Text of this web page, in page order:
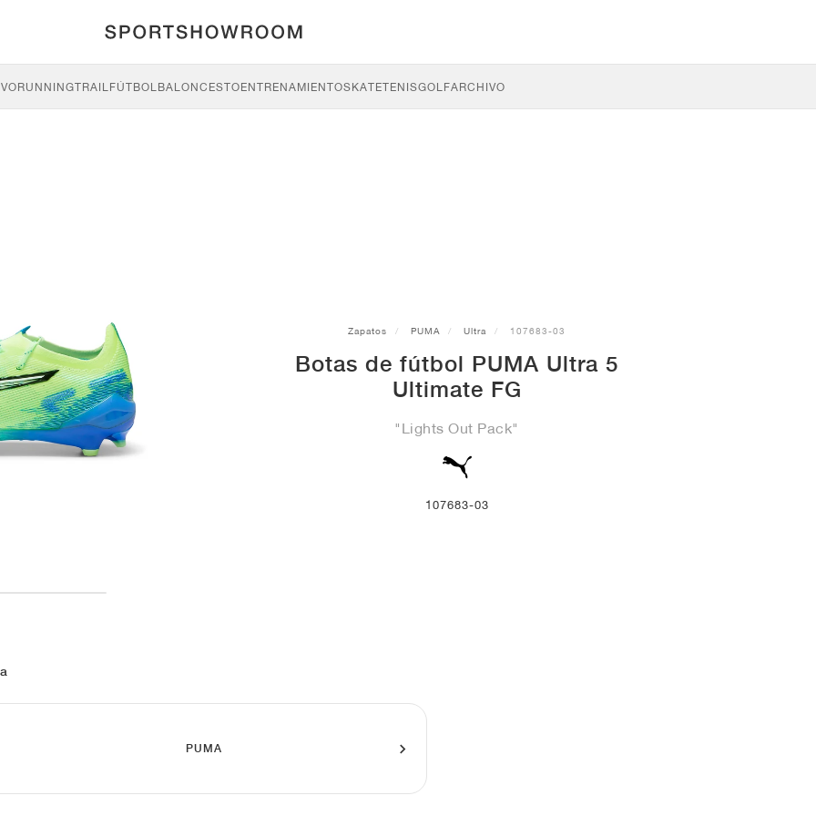
RUNNINGTRAILFÚTBOLBALONCESTOENTRENAMIENTOSKATETENISGOLFARCHIVO
Zapatos PUMA Ultra 107683-03
Botas de fútbol PUMA Ultra 5
Ultimate FG
"Lights Out Pack"
107683-03
PUMA